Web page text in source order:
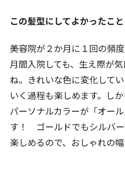
この髪型にしてよかったこ
――美容院が２か月に１回の頻
月間入院しても、生え際が
ね。きれいな色に変化して
いく過程も楽しめます。しか
パーソナルカラーが「オー
す！ ゴールドでもシルバ
楽しめるので、おしゃれの幅